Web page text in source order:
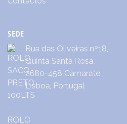
SEDE
Rua das Oliveiras nº18,
Quinta Santa Rosa,
2680-458 Camarate
Lisboa, Portugal